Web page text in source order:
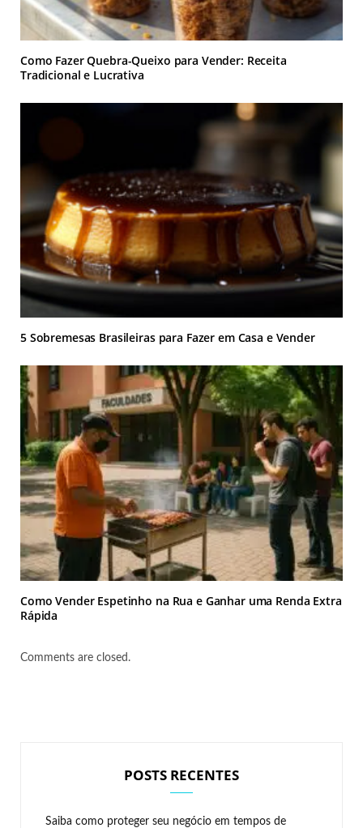
Como Fazer Quebra-Queixo para Vender: Receita
Tradicional e Lucrativa
5 Sobremesas Brasileiras para Fazer em Casa e Vender
Como Vender Espetinho na Rua e Ganhar uma Renda Extra
Rápida
Comments are closed.
POSTS RECENTES
Saiba como proteger seu negócio em tempos de